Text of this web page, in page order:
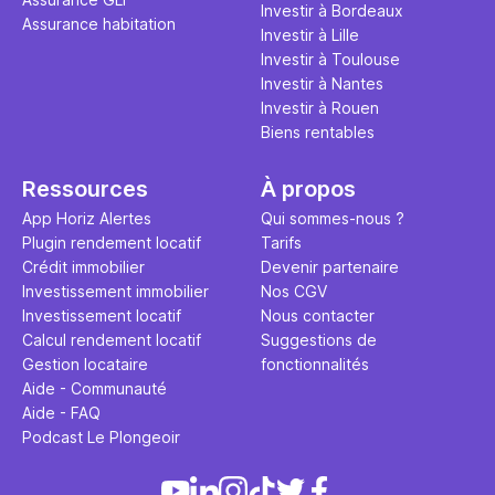
Assurance habitation
Investir à Bordeaux
Investir à Lille
Investir à Toulouse
Investir à Nantes
Investir à Rouen
Biens rentables
Ressources
App Horiz Alertes
Plugin rendement locatif
Crédit immobilier
Investissement immobilier
Investissement locatif
Calcul rendement locatif
Gestion locataire
Aide - Communauté
Aide - FAQ
Podcast Le Plongeoir
À propos
Qui sommes-nous ?
Tarifs
Devenir partenaire
Nos CGV
Nous contacter
Suggestions de
fonctionnalités